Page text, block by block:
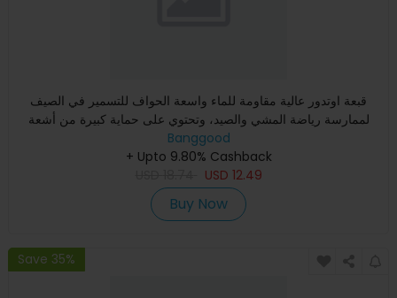
قبعة اوتدور عالية مقاومة للماء واسعة الحواف للتسمير في الصيف
لممارسة رياضة المشي والصيد، وتحتوي على حماية كبيرة من أشعة
Banggood
+ Upto 9.80% Cashback
USD 12.49
Buy Now
Save 35%